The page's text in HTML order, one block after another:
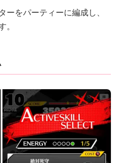
ーをパーティーに編成し、
。